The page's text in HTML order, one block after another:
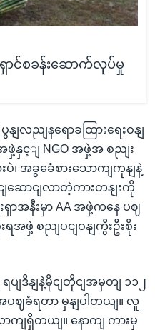
ာင်စခန်းဆောက်လုပ်မှု
ျလညျနရောခထြားရေးဝနျ
ဖှဲ့နှင့ျ NGO အဖှဲ့အ စညျး
ပဲ၊ အခွခေံစားသောကျကုနျနဲ့
ဆောငျလာတဲ့ကားတနျးကို
ာအနီးမှာ AA အဖှဲ့ကနေ ပဈ
အဖှဲ့ စညျပငျဝနျကွီးဦးစိုး
ဒိနျနဲ့မိုငျတိုငျအမှတျ ၁၁၂
ပဈခံရတာ မှနျပါတယျ။ လူ
ကျရှိတယျ။ နောကျ ကားမှ